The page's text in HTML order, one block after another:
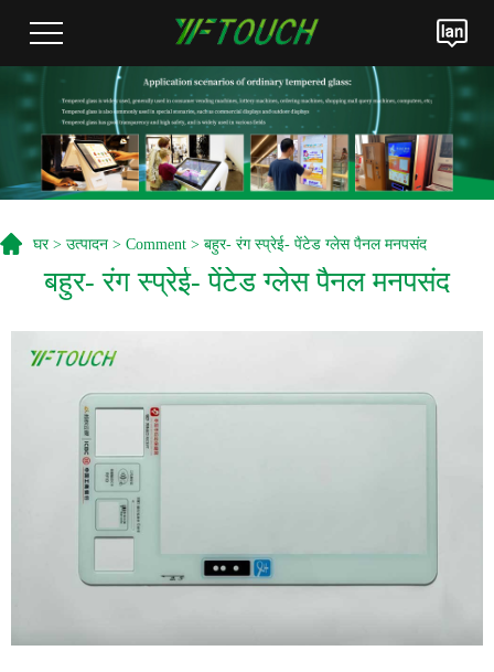
घर> उत्पादन > Comment > बहुर- रंग स्प्रेई- पेंटेड ग्लेस पैनल मनपसंद
बहुर- रंग स्प्रेई- पेंटेड ग्लेस पैनल मनपसंद